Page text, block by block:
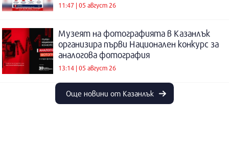
11:47 | 05 август 26
Музеят на фотографията в Казанлък
организира първи Национален конкурс за
аналогова фотография
13:14 | 05 август 26
Още новини от Казанлък